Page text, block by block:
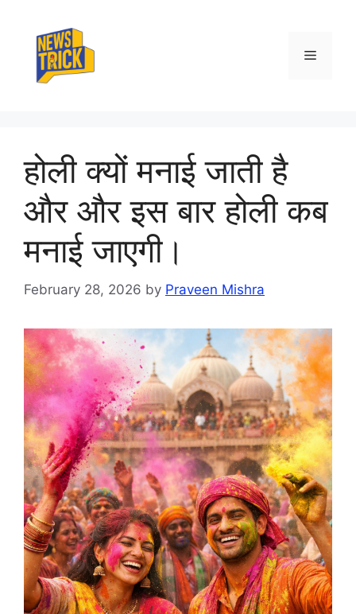
content
Menu
होली क्यों मनाई जाती है
और और इस बार होली कब
मनाई जाएगी।
February 28, 2026 by Praveen Mishra